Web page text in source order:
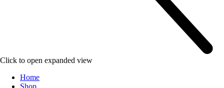
Click to open expanded view
Home